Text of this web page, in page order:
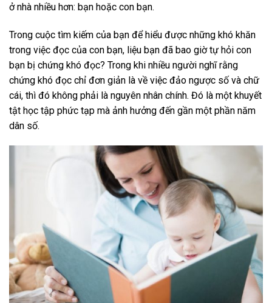
ở nhà nhiều hơn: bạn hoặc con bạn.
Trong cuộc tìm kiếm của bạn để hiểu được những khó khăn
trong việc đọc của con bạn, liệu bạn đã bao giờ tự hỏi con
bạn bị chứng khó đọc? Trong khi nhiều người nghĩ rằng
chứng khó đọc chỉ đơn giản là về việc đảo ngược số và chữ
cái, thì đó không phải là nguyên nhân chính. Đó là một khuyết
tật học tập phức tạp mà ảnh hưởng đến gần một phần năm
dân số.